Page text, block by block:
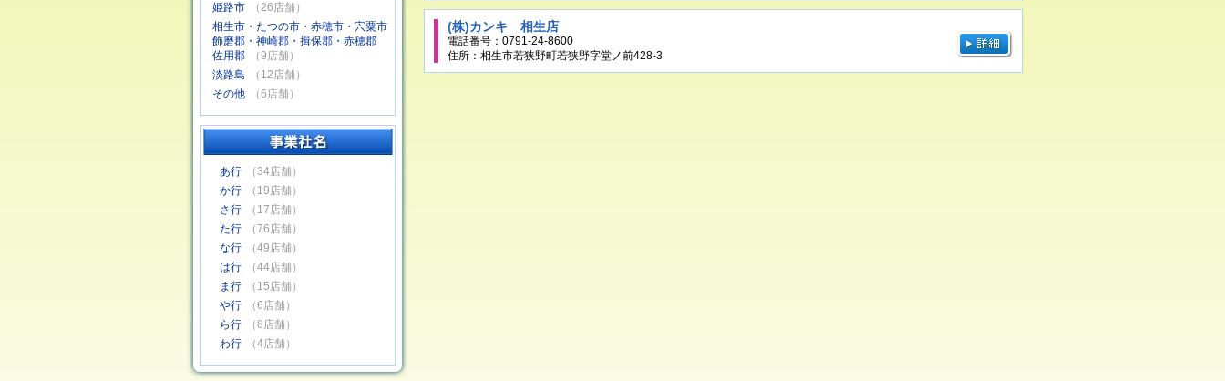
姫路市
（26店舗）
相生市・たつの市・赤穂市・宍粟市
飾磨郡・神崎郡・揖保郡・赤穂郡
佐用郡
（9店舗）
淡路島
（12店舗）
その他
（6店舗）
あ行
（34店舗）
か行
（19店舗）
さ行
（17店舗）
た行
（76店舗）
な行
（49店舗）
は行
（44店舗）
ま行
（15店舗）
や行
（6店舗）
ら行
（8店舗）
わ行
（4店舗）
(株)カンキ 相生店
電話番号：0791-24-8600
住所：相生市若狭野町若狭野字堂ノ前428-3